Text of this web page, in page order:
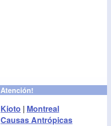
Atención!
Kioto | Montreal
Causas Antrópicas